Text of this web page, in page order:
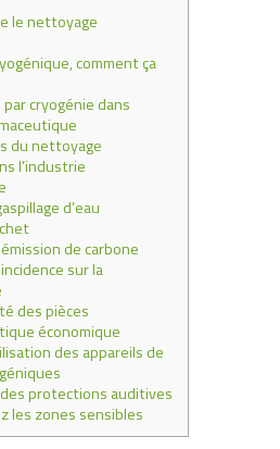
le nettoyage
comment ça
cryogénie dans
du nettoyage
l’industrie
d’eau
de carbone
sur la
des pièces
économique
des appareils de
protections auditives
les zones sensibles